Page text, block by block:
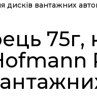
дисків вантажних